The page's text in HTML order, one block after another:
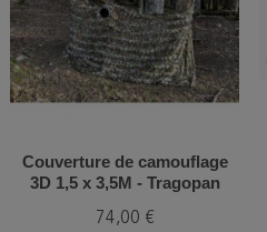
Couverture de camouflage
3D 1,5 x 3,5M - Tragopan
74,00 €